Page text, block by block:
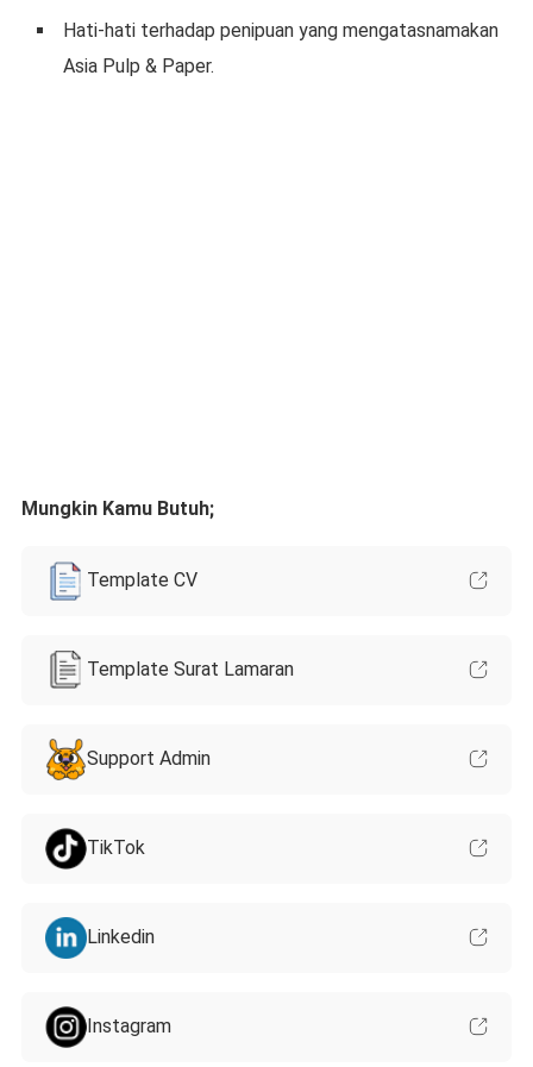
Hati-hati terhadap penipuan yang mengatasnamakan
Asia Pulp & Paper.
Mungkin Kamu Butuh;
Template CV
Template Surat Lamaran
Support Admin
TikTok
Linkedin
Instagram